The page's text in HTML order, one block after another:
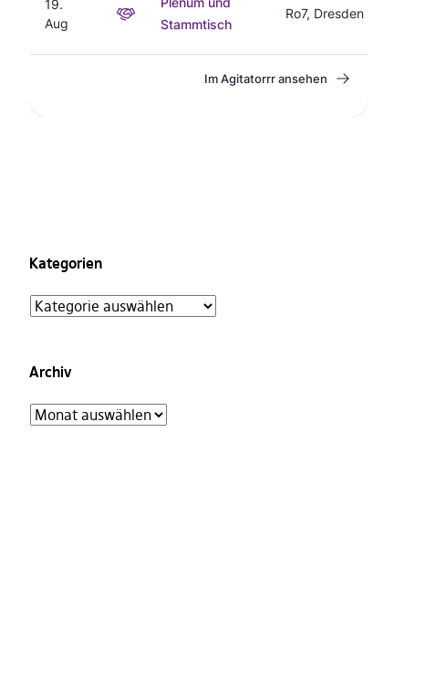
Kategorien
Archiv